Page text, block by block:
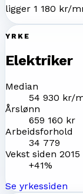
ligger 1 180 kr/
YRKE
Elektriker
Median
54 930 kr/
Årslønn
659 160 kr
Arbeidsforhold
34 779
Vekst siden 2015
+41%
Se yrkessiden